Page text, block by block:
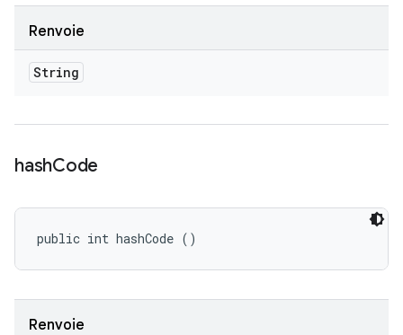
Renvoie
String
hashCode
public int hashCode ()
Renvoie